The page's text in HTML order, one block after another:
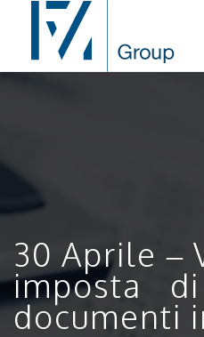
30 Aprile –
imposta
documenti